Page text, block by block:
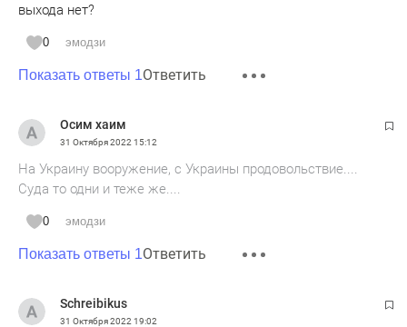
выхода нет?
0 эмодзи
Показать ответы 1Ответить
Осим хаим
31 Октября 2022 15:12
На Украину вооружение, с Украины продовольствие....
Суда то одни и теже же....
0 эмодзи
Показать ответы 1Ответить
Schreibikus
31 Октября 2022 19:02